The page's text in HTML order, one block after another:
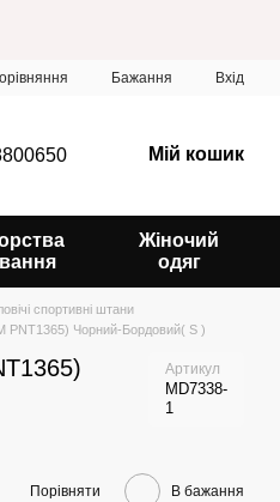
Бажання Вхід
Мій кошик
Жіночий
одяг
спортивні штани
PNT1365) Чорний-Бордовий( S )
Артикул
MD7338-
1
Порівняти В бажання